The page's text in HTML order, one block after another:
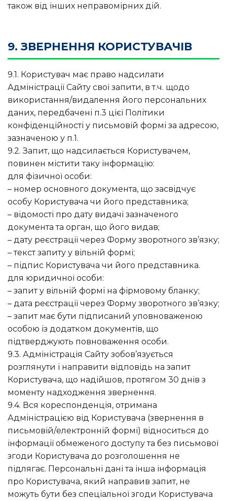
також від інших неправомірних дій.
9. ЗВЕРНЕННЯ КОРИСТУВАЧІВ
9.1. Користувач має право надсилати
Адміністрації Сайту свої запити, в т.ч. щодо
використання/видалення його персональних
даних, передбачені п.3 цієї Політики
конфіденційності у письмовій формі за адресою,
зазначеною у п.1.
9.2. Запит, що надсилається Користувачем,
повинен містити таку інформацію:
для фізичної особи:
– номер основного документа, що засвідчує
особу Користувача чи його представника;
– відомості про дату видачі зазначеного
документа та орган, що його видав;
– дату реєстрації через Форму зворотного зв’язку;
– текст запиту у вільній формі;
– підпис Користувача чи його представника.
для юридичної особи:
– запит у вільній формі на фірмовому бланку;
– дата реєстрації через Форму зворотного зв’язку;
– запит має бути підписаний уповноваженою
особою із додатком документів, що
підтверджують повноваження особи.
9.3. Адміністрація Сайту зобов’язується
розглянути і направити відповідь на запит
Користувача, що надійшов, протягом 30 днів з
моменту надходження звернення.
9.4. Вся кореспонденція, отримана
Адміністрацією від Користувача (звернення в
письмовій/електронній формі) відноситься до
інформації обмеженого доступу та без письмової
згоди Користувача до розголошення не
підлягає. Персональні дані та інша інформація
про Користувача, який направив запит, не
можуть бути без спеціальної згоди Користувача